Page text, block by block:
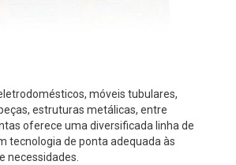
móveis tubulares,
estruturas metálicas, entre
oferece uma diversificada linha de
tecnologia de ponta adequada às
necessidades.